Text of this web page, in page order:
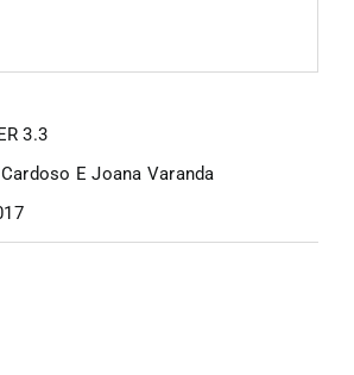
3.3
E Joana Varanda